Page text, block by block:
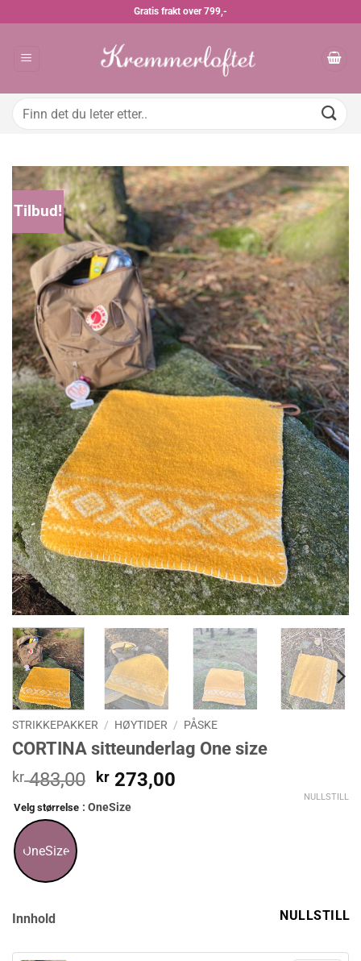
Gratis frakt over 799,-
Søk
Tilbud!
STRIKKEPAKKER / HØYTIDER / PÅSKE
CORTINA sitteunderlag One size
kr483,00 Opprinnelig
pris
var:
kr 273,00
Velg størrelse : OneSize
OneSize
NULLSTILL
Innhold NULLSTILL